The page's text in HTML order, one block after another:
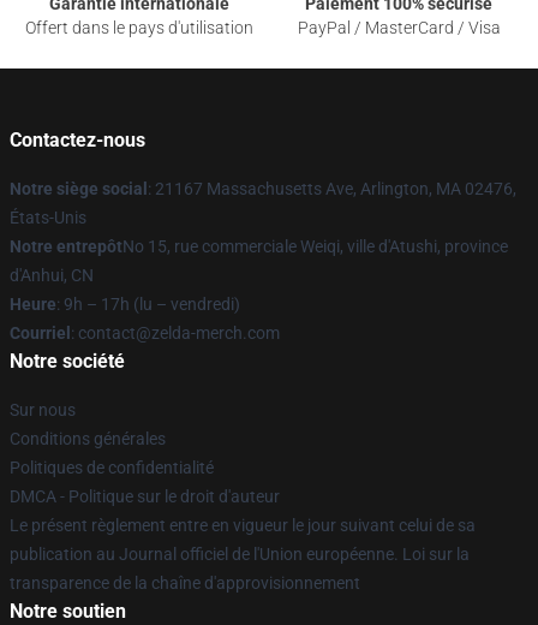
Offert dans le pays d'utilisation
PayPal / MasterCard / Visa
Contactez-nous
Notre siège social : 21167 Massachusetts Ave, Arlington, MA 02476,
États-Unis
Notre entrepôtNo 15, rue commerciale Weiqi, ville d'Atushi, province
d'Anhui, CN
Heure: 9h – 17h (lu – vendredi)
Courriel : contact@zelda-merch.com
Notre société
Sur nous
Conditions générales
Politiques de confidentialité
DMCA - Politique sur le droit d'auteur
Le présent règlement entre en vigueur le jour suivant celui de sa
publication au Journal officiel de l'Union européenne. Loi sur la
transparence de la chaîne d'approvisionnement
Notre soutien